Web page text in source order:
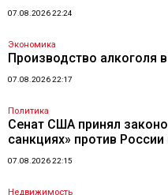
07.08.2026 22:24
Экономика
Производство алкоголя
07.08.2026 22:17
Политика
Сенат США принял
санкциях» против России
07.08.2026 22:15
Недвижимость